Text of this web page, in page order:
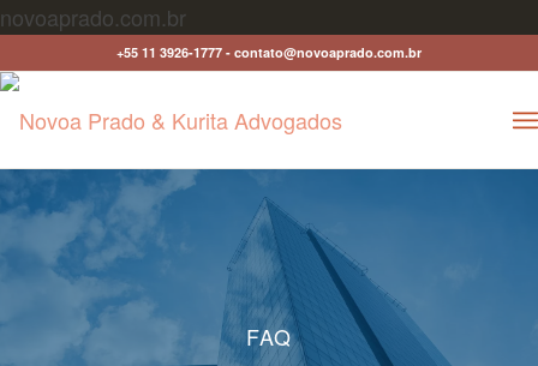
novoaprado.com.br
+55 11 3926-1777 - contato@novoaprado.com.br
FAQ